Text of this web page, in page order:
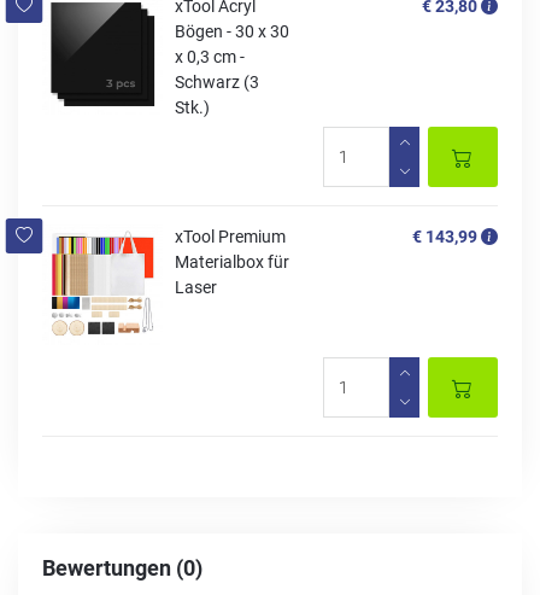
xTool Acryl
Bögen - 30 x 30
x 0,3 cm -
Schwarz (3
Stk.)
€ 23,80
xTool Premium
Materialbox für
Laser
€ 143,99
Bewertungen (0)